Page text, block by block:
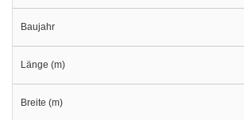
Baujahr
Länge (m)
Breite (m)